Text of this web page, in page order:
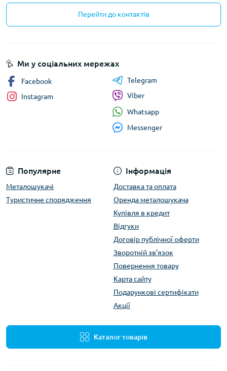
Перейти до контактів
Популярне
Металошукачі
Туристичне спорядження
Інформація
Доставка та оплата
Оренда металошукача
Купівля в кредит
Відгуки
Договір публічної оферти
Зворотній зв’язок
Повернення товару
Карта сайту
Подарункові сертифікати
Акції
Каталог товарів
Ми у соціальних мережах
Facebook
Instagram
Telegram
Viber
Whatsapp
Messenger